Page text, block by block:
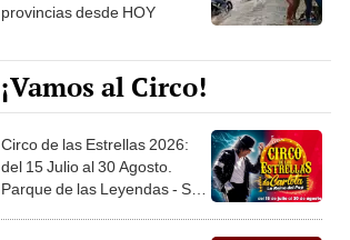
provincias desde HOY
¡Vamos al Circo!
Circo de las Estrellas 2026:
del 15 Julio al 30 Agosto.
Parque de las Leyendas - San